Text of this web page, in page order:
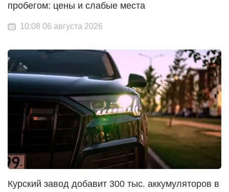
пробегом: цены и слабые места
10:08 06 августа 2026
Курский завод добавит 300 тыс. аккумуляторов в